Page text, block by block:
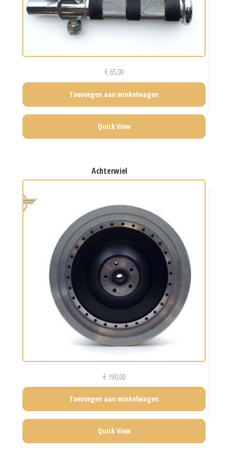
€65,00
Toevoegen aan winkelwagen
Quick View
achterwiel
€190,00
Toevoegen aan winkelwagen
Quick View